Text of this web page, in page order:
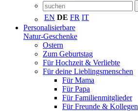
EN DE FR IT
Personalisierbare
Natur-Geschenke
Ostern
Zum Geburtstag
Für Hochzeit & Verliebte
Für deine Lieblingsmenschen
Für Mama
Für Papa
Für Familienmitglieder
Für Freunde & Kollegen